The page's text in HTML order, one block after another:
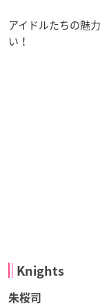
アイドルたちの魅
い！
Knights
朱桜司